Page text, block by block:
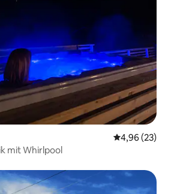
4,96 (23)
mit Whirlpool